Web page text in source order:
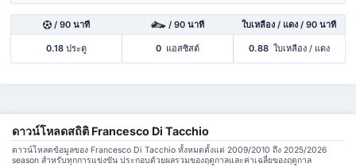
/ 90 นาที / 90 นาที ใบเหลือง / แดง / 90 นาที
0.18ประตู 0 แอสซิสต์ 0.88 ใบเหลือง / แดง
ดาวน์โหลดสถิติ Francesco Di Tacchio
ดาวน์โหลดข้อมูลของ Francesco Di Tacchio ทั้งหมดตั้งแต่ 2009/2010 ถึง 2025/2026
season สำหรับทุกการแข่งขัน ประกอบด้วยผลรวมของฤดูกาลและค่าเฉลี่ยของฤดูกาล